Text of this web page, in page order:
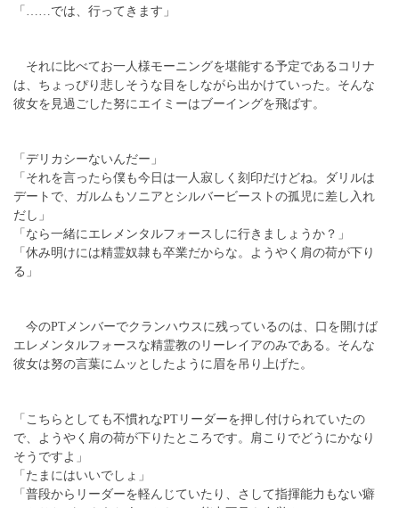
「……では、行ってきます」
それに比べてお一人様モーニングを堪能する予定であるコリナ
は、ちょっぴり悲しそうな目をしながら出かけていった。そんな
彼女を見過ごした努にエイミーはブーイングを飛ばす。
「デリカシーないんだー」
「それを言ったら僕も今日は一人寂しく刻印だけどね。ダリルは
デートで、ガルムもソニアとシルバービーストの孤児に差し入れ
だし」
「なら一緒にエレメンタルフォースしに行きましょうか？」
「休み明けには精霊奴隷も卒業だからな。ようやく肩の荷が下り
る」
今のPTメンバーでクランハウスに残っているのは、口を開けば
エレメンタルフォースな精霊教のリーレイアのみである。そんな
彼女は努の言葉にムッとしたように眉を吊り上げた。
「こちらとしても不慣れなPTリーダーを押し付けられていたの
で、ようやく肩の荷が下りたところです。肩こりでどうにかなり
そうですよ」
「たまにはいいでしょ」
「普段からリーダーを軽んじていたり、さして指揮能力もない癖